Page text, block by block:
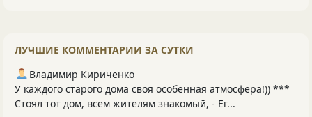
ЛУЧШИЕ КОММЕНТАРИИ ЗА СУТКИ
Владимир Кириченко
У каждого старого дома своя особенная атмосфера!)) ***
Стоял тот дом, всем жителям знакомый, - Ег...